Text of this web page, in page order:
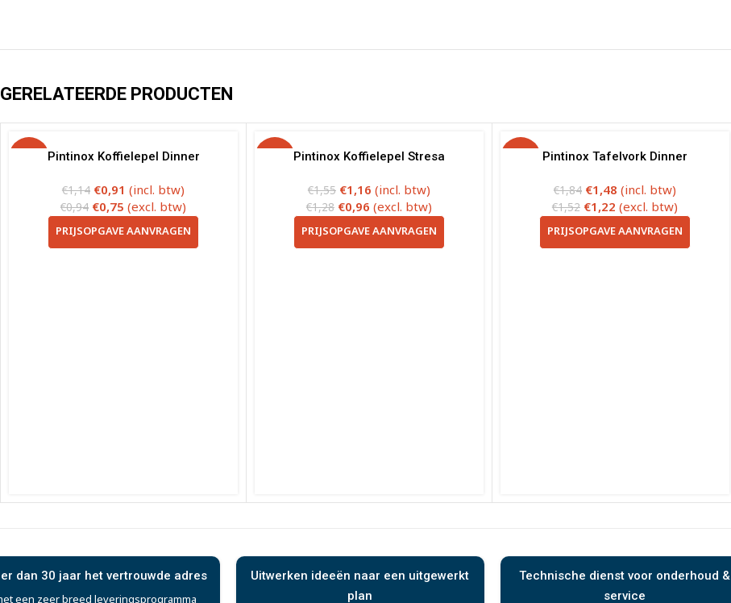
GERELATEERDE PRODUCTEN
Pintinox Koffielepel Dinner
€1,14 €0,91 (incl. btw)
€0,94 €0,75 (excl. btw)
PRIJSOPGAVE AANVRAGEN
Pintinox Koffielepel Stresa
€1,55 €1,16 (incl. btw)
€1,28 €0,96 (excl. btw)
PRIJSOPGAVE AANVRAGEN
Pintinox Tafelvork Dinner
€1,84 €1,48 (incl. btw)
€1,52 €1,22 (excl. btw)
PRIJSOPGAVE AANVRAGEN
dan 30 jaar het vertrouwde adres
een zeer breed leveringsprogramma
Uitwerken ideeën naar een uitgewerkt
plan
Technische dienst voor onderhoud &
service